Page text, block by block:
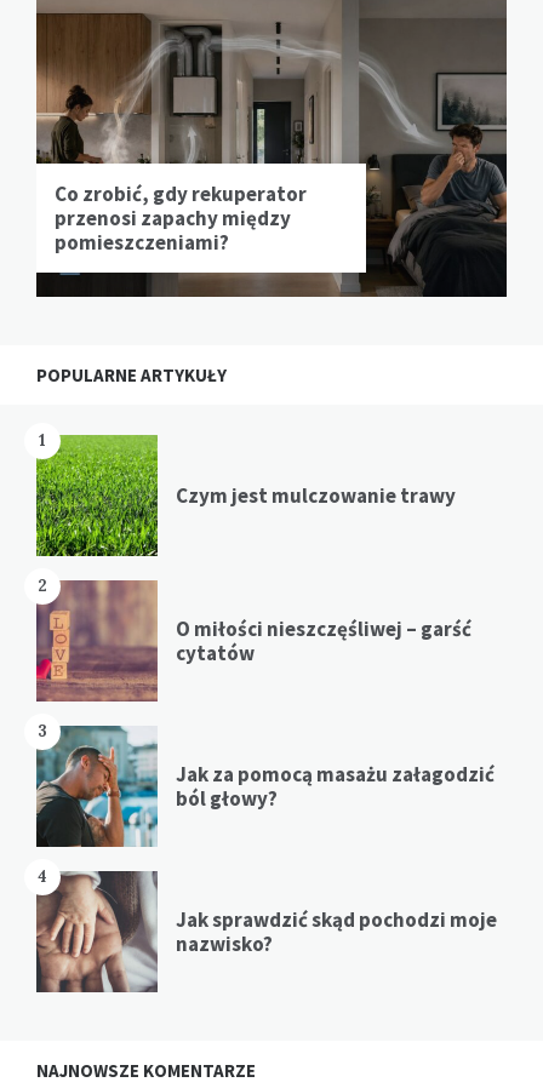
Co zrobić, gdy rekuperator
przenosi zapachy między
pomieszczeniami?
POPULARNE ARTYKUŁY
1
Czym jest mulczowanie trawy
2
O miłości nieszczęśliwej – garść
cytatów
3
Jak za pomocą masażu załagodzić
ból głowy?
4
Jak sprawdzić skąd pochodzi moje
nazwisko?
NAJNOWSZE KOMENTARZE